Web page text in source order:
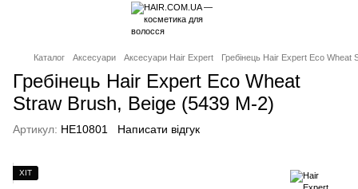
Каталог Аксесуари Аксесуари Hair Expert Гребінець Hair Expert Eco
Гребінець Hair Expert Eco Wheat
Straw Brush, Beige (5439 M-2)
Артикул: HE10801 Написати відгук
ХІТ